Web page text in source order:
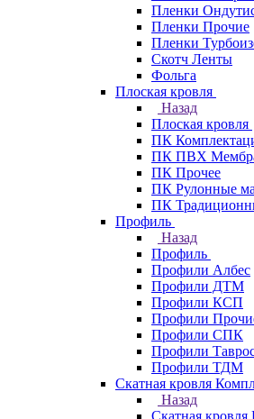
Пленки
Пленки Прочие
Пленки
Скотч Ленты
Фольга
Плоская кровля
Назад
Плоская кровля
ПК
ПК ПВХ
ПК Прочее
ПК Рулонные
ПК
Профиль
Назад
Профиль
Профили Албес
Профили ДТМ
Профили КСП
Профили
Профили СПК
Профили
Профили ТДМ
Скатная кровля
Назад
Скатная